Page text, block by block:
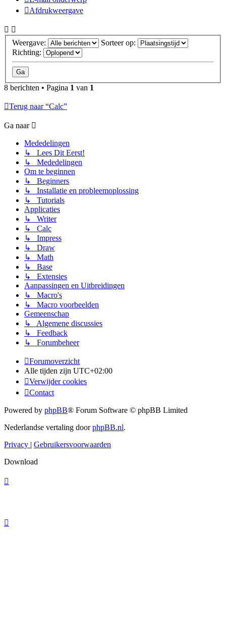
Afdrukweergave
Weergave:
Sorteer op:
Richting:
8 berichten • Pagina 1 van 1
Terug naar “Calc”
Ga naar
Mededelingen
↳ Lees Dit Eerst!
↳ Mededelingen
Om te beginnen
↳ Beginners
↳ Installatie en probleemoplossing
↳ Tutorials
Applicaties
↳ Writer
↳ Calc
↳ Impress
↳ Draw
↳ Math
↳ Base
↳ Extensies
Aanpassingen en Uitbreidingen
↳ Macro's
↳ Macro voorbeelden
Gemeenschap
↳ Algemene discussies
↳ Feedback
↳ Forumbeheer
Forumoverzicht
Alle tijden zijn UTC+02:00
Verwijder cookies
Contact
Powered by phpBB® Forum Software © phpBB Limited
Nederlandse vertaling doorphpBB.nl.
Privacy | Gebruikersvoorwaarden
Download